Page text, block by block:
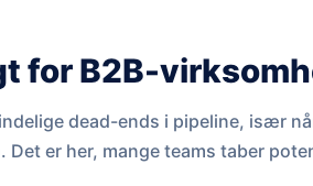
for B2B-
dead-ends i pipeline, især
Det er her, mange teams taber